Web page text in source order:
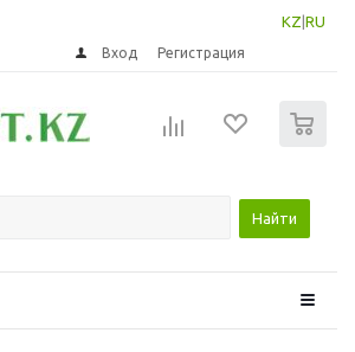
KZ RU
Вход Регистрация
Найти